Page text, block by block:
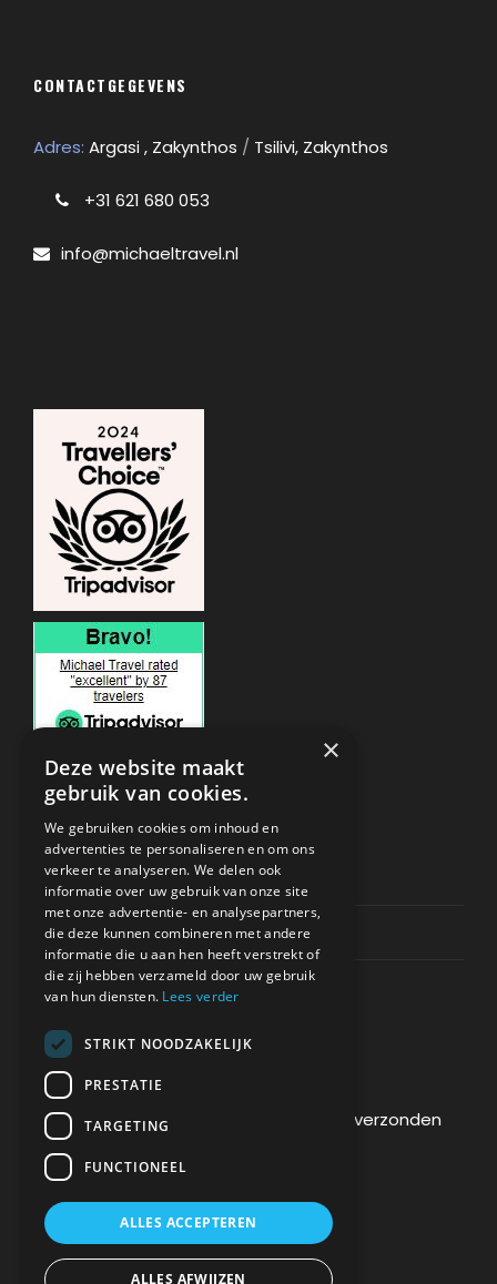
CONTACTGEGEVENS
Adres: Argasi , Zakynthos / Tsilivi, Zakynthos
+31 621 680 053
info@michaeltravel.nl
ONDERSTEUNING
Privacy & Policy
Contact Channels
BETAAL VEILIG BIJ ONS
De betaling wordt versleuteld en veilig verzonden
via een SSL-protocol.
×
Deze website maakt
gebruik van cookies.
We gebruiken cookies om inhoud en
advertenties te personaliseren en om ons
verkeer te analyseren. We delen ook
informatie over uw gebruik van onze site
met onze advertentie- en analysepartners,
die deze kunnen combineren met andere
informatie die u aan hen heeft verstrekt of
die zij hebben verzameld door uw gebruik
van hun diensten. Lees verder
STRIKT NOODZAKELIJK
PRESTATIE
TARGETING
FUNCTIONEEL
ALLES ACCEPTEREN
ALLES AFWIJZEN